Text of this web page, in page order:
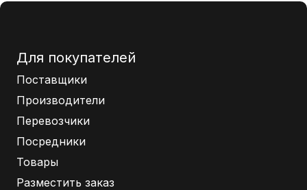
Для покупателей
Поставщики
Производители
Перевозчики
Посредники
Товары
Разместить заказ